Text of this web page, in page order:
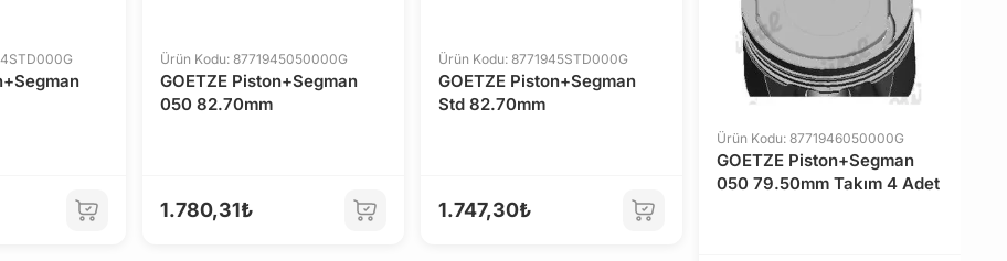
Ürün Kodu: 8771945050000G
GOETZE Piston+Segman
050 82.70mm
1.780,31₺
Ürün Kodu: 8771945STD000G
GOETZE Piston+Segman
Std 82.70mm
1.747,30₺
Ürün Kodu: 8771946050000G
GOETZE Piston+Segman
050 79.50mm Takım 4 Adet